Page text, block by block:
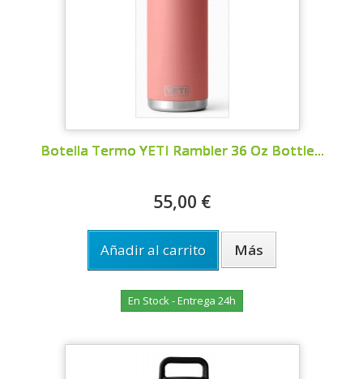
Botella Termo YETI Rambler 36 Oz Bottle...
55,00 €
Añadir al carrito Más
En Stock - Entrega 24h